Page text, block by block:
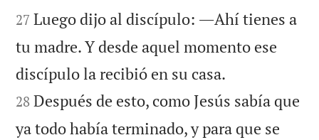


27 Luego dijo al discípulo: ―Ahí tienes a
tu madre. Y desde aquel momento ese
discípulo la recibió en su casa.
28 Después de esto, como Jesús sabía que
ya todo había terminado, y para que se